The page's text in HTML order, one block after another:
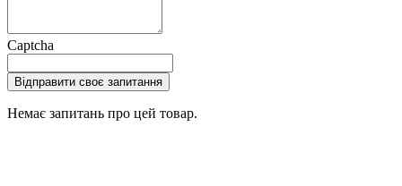
Captcha
Відправити своє запитання
Немає запитань про цей товар.